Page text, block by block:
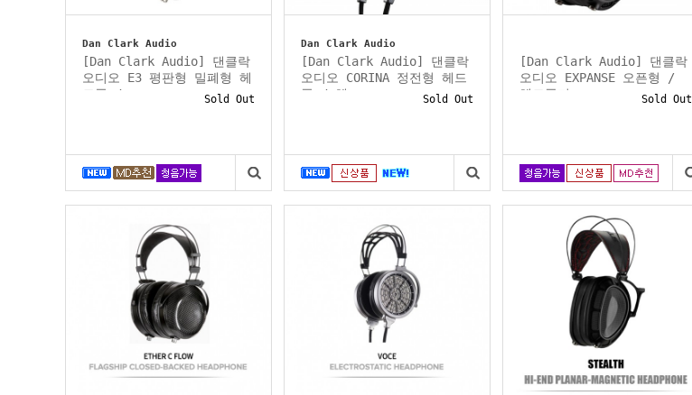
Dan Clark Audio
[Dan Clark Audio] 댄클락
오디오 E3 평판형 밀폐형 헤
드폰 /...
Sold Out
Dan Clark Audio
[Dan Clark Audio] 댄클락
오디오 CORINA 정전형 헤드
폰 / 헤...
Sold Out
[Dan Clark Audio] 댄클락
오디오 EXPANSE 오픈형 /
헤드폰거...
Sold Out